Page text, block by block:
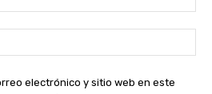
electrónico y sitio web en este